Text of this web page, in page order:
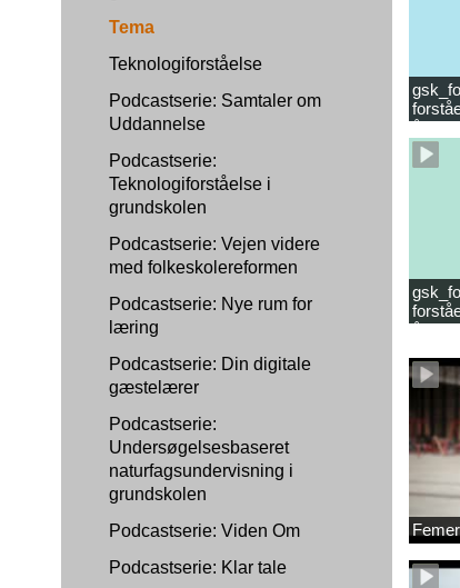
Tema
Teknologiforståelse
Podcastserie: Samtaler om
Uddannelse
Podcastserie:
Teknologiforståelse i
grundskolen
Podcastserie: Vejen videre
med folkeskolereformen
Podcastserie: Nye rum for
læring
Podcastserie: Din digitale
gæstelærer
Podcastserie:
Undersøgelsesbaseret
naturfagsundervisning i
grundskolen
Podcastserie: Viden Om
Podcastserie: Klar tale